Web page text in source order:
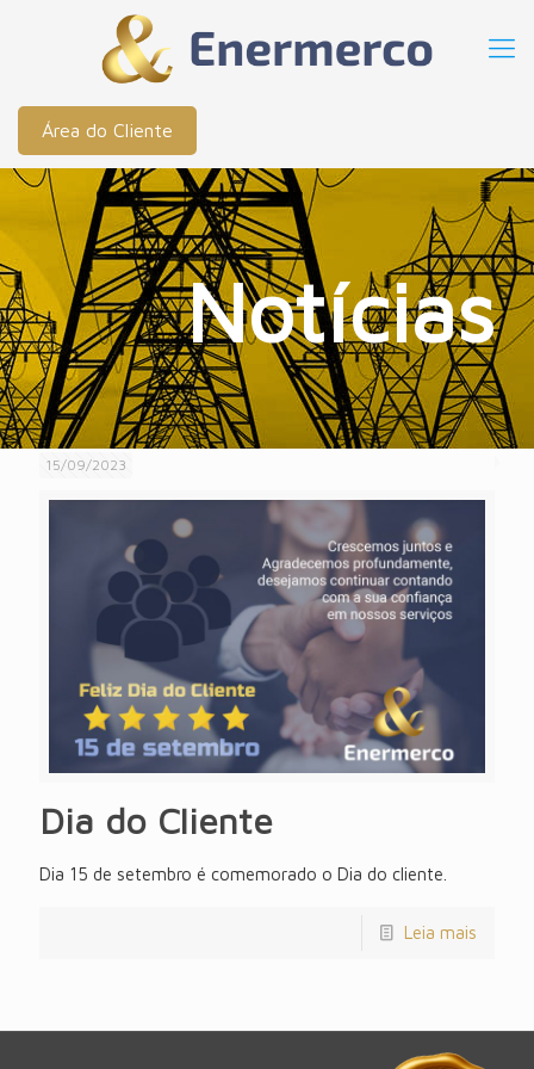
Área do Cliente
Notícias
15/09/2023
Dia do Cliente
Dia 15 de setembro é comemorado o Dia do cliente.
Leia mais